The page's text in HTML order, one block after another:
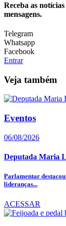
Receba as
mensagens.
Telegram
Whatsapp
Facebook
Entrar
Veja também
Eventos
06/08/2026
Deputada Maria
Parlamentar
lideranças...
ACESSAR